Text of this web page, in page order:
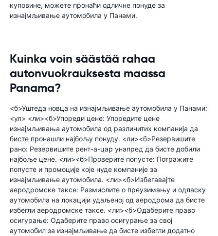
куповине, можете пронаћи одличне понуде за
изнајмљивање аутомобила у Панами.
Kuinka voin säästää rahaa
autonvuokrauksesta maassa
Panama?
<б>Уштеда новца на изнајмљивање аутомобила у Панами:
<ул> <ли><б>Упореди цене: Упоредите цене
изнајмљивања аутомобила од различитих компанија да
бисте пронашли најбољу понуду. <ли><б>Резервишите
рано: Резервишите рент-а-цар унапред да бисте добили
најбоље цене. <ли><б>Проверите попусте: Потражите
попусте и промоције које нуде компаније за
изнајмљивање аутомобила. <ли><б>Избегавајте
аеродромске таксе: Размислите о преузимању и одласку
аутомобила на локацији удаљеној од аеродрома да бисте
избегли аеродромске таксе. <ли><б>Одаберите право
осигурање: Одаберите право осигурање за свој
аутомобил за изнајмљивање да бисте избегли додатно